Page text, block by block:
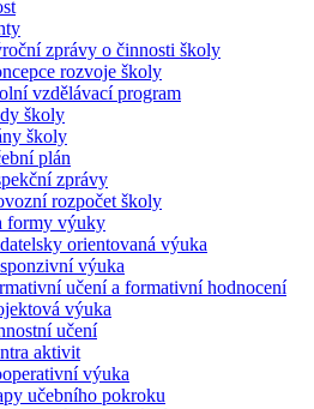
zprávy o činnosti školy
rozvoje školy
vzdělávací program
školy
školy
plán
zprávy
rozpočet školy
formy výuky
orientovaná výuka
výuka
učení a formativní hodnocení
výuka
učení
aktivit
výuka
učebního pokroku